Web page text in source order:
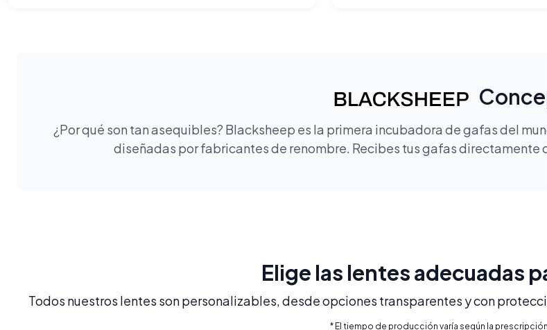
¿Por qué son tan asequibles? Blacksheep es la primera incubadora de gafas del
diseñadas por fabricantes de renombre. Recibes tus gafas directamente
Elige las lentes adecuadas
Todos nuestros lentes son personalizables, desde opciones transparentes y con
* El tiempo de producción varía según la prescripción,